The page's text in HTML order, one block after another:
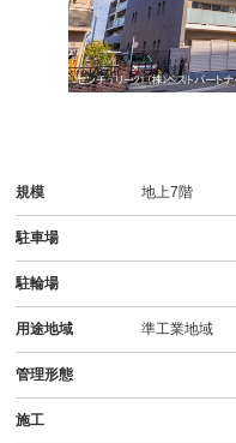
規模 地上7階
駐車場
駐輪場
用途地域 準工業地域
管理形態
施工